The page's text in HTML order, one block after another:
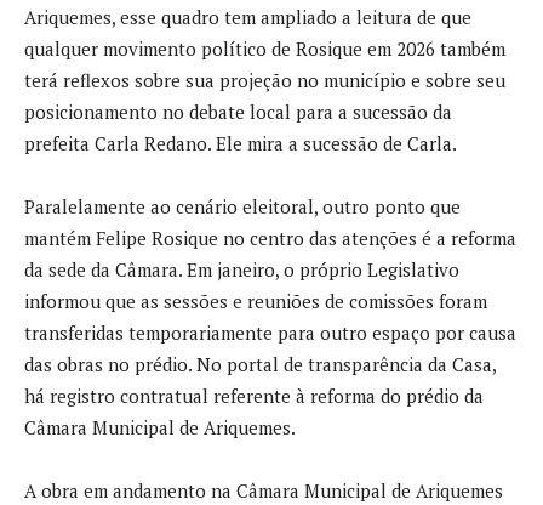
Ariquemes, esse quadro tem ampliado a leitura de que
qualquer movimento político de Rosique em 2026 também
terá reflexos sobre sua projeção no município e sobre seu
posicionamento no debate local para a sucessão da
prefeita Carla Redano. Ele mira a sucessão de Carla.
Paralelamente ao cenário eleitoral, outro ponto que
mantém Felipe Rosique no centro das atenções é a reforma
da sede da Câmara. Em janeiro, o próprio Legislativo
informou que as sessões e reuniões de comissões foram
transferidas temporariamente para outro espaço por causa
das obras no prédio. No portal de transparência da Casa,
há registro contratual referente à reforma do prédio da
Câmara Municipal de Ariquemes.
A obra em andamento na Câmara Municipal de Ariquemes